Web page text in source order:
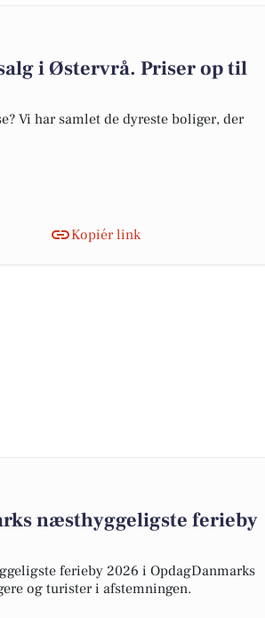
i Østervrå. Priser op til
Vi har samlet de dyreste boliger, der
Kopiér link
næsthyggeligste ferieby
ferieby 2026 i OpdagDanmarks
og turister i afstemningen.